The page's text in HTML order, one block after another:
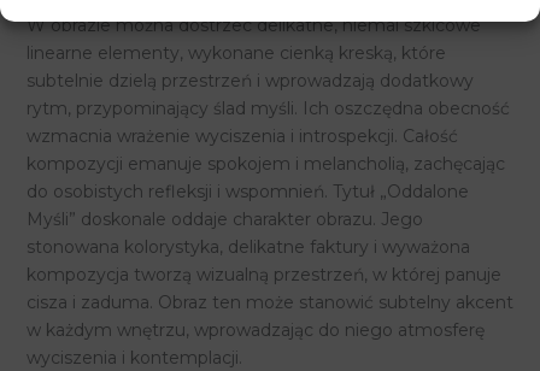
W obrazie można dostrzec delikatne, niemal szkicowe
linearne elementy, wykonane cienką kreską, które
subtelnie dzielą przestrzeń i wprowadzają dodatkowy
rytm, przypominający ślad myśli. Ich oszczędna obecność
wzmacnia wrażenie wyciszenia i introspekcji. Całość
kompozycji emanuje spokojem i melancholią, zachęcając
do osobistych refleksji i wspomnień. Tytuł „Oddalone
Myśli” doskonale oddaje charakter obrazu. Jego
stonowana kolorystyka, delikatne faktury i wyważona
kompozycja tworzą wizualną przestrzeń, w której panuje
cisza i zaduma. Obraz ten może stanowić subtelny akcent
w każdym wnętrzu, wprowadzając do niego atmosferę
wyciszenia i kontemplacji.